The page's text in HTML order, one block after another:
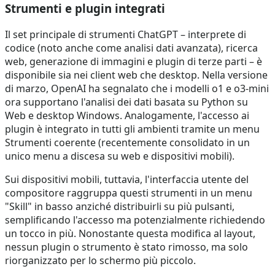
Strumenti e plugin integrati
Il set principale di strumenti ChatGPT – interprete di
codice (noto anche come analisi dati avanzata), ricerca
web, generazione di immagini e plugin di terze parti – è
disponibile sia nei client web che desktop. Nella versione
di marzo, OpenAI ha segnalato che i modelli o1 e o3-mini
ora supportano l'analisi dei dati basata su Python su
Web e desktop Windows. Analogamente, l'accesso ai
plugin è integrato in tutti gli ambienti tramite un menu
Strumenti coerente (recentemente consolidato in un
unico menu a discesa su web e dispositivi mobili).
Sui dispositivi mobili, tuttavia, l'interfaccia utente del
compositore raggruppa questi strumenti in un menu
"Skill" in basso anziché distribuirli su più pulsanti,
semplificando l'accesso ma potenzialmente richiedendo
un tocco in più. Nonostante questa modifica al layout,
nessun plugin o strumento è stato rimosso, ma solo
riorganizzato per lo schermo più piccolo.